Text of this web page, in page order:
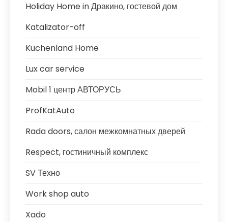
Holiday Home in Дракино, гостевой дом
Katalizator-off
Kuchenland Home
Lux car service
Mobil 1 центр АВТОРУСЬ
ProfKatAuto
Rada doors, салон межкомнатных дверей
Respect, гостиничный комплекс
SV Техно
Work shop auto
Xado